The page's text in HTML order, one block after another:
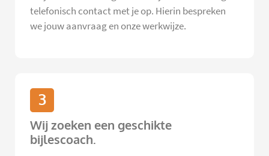
telefonisch contact met je op. Hierin bespreken
we jouw aanvraag en onze werkwijze.
3
Wij zoeken een geschikte
bijlescoach.